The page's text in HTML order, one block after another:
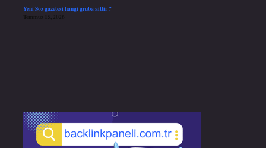
Yeni Söz gazetesi hangi gruba aittir ?
Temmuz 15, 2026